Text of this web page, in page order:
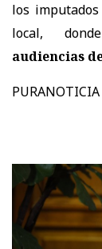
los
local, donde
audiencias
PURANOTICIA